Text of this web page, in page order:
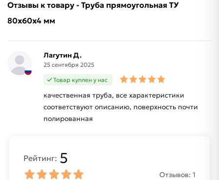
Отзывы к товару - Труба прямоугольная ТУ
80х60х4 мм
Лагутин Д.
25 сентября 2025
Товар куплен у нас
качественная труба, все характеристики
соответствуют описанию, поверхность почти
полированная
Рейтинг: 5
Отзывов: 1